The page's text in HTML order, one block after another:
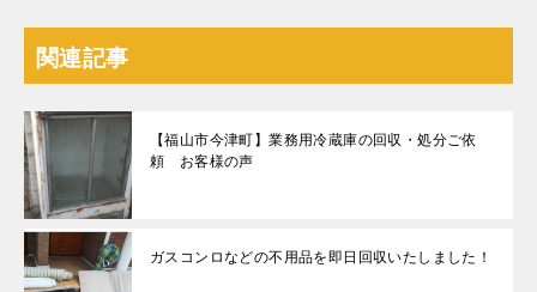
関連記事
【福山市今津町】業務用冷蔵庫の回収・処分ご依
頼 お客様の声
ガスコンロなどの不用品を即日回収いたしました！